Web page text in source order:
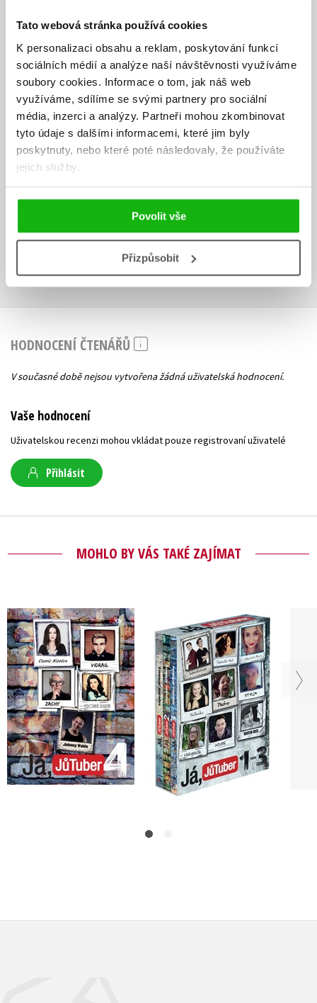
Tato webová stránka používá cookies
K personalizaci obsahu a reklam, poskytování funkcí
sociálních médií a analýze naší návštěvnosti využíváme
soubory cookies. Informace o tom, jak náš web
využíváme, sdílíme se svými partnery pro sociální
média, inzerci a analýzy. Partneři mohou zkombinovat
tyto údaje s dalšími informacemi, které jim byly
poskytnuty, nebo které poté následovaly, že používáte
jejich služby.
Povolit vše
Přizpůsobit
které části bude případně dobré se ještě vrátit.
O autorech:
Tomáš Svoboda je manažerem v oboru digitálních komunikací. Vytvořil
první český textový editor PragoText, populární veřejnou BBS INFIMA,
vedl lokalizaci prvního českého browseru Netscape a řadu dalších
projektů. Intenzivně se zajímá o digitální fotografii a video.
Timon Svoboda je studentem Gymnázia Jana Keplera v Praze. Zajímá
se o informatiku, digitální video a hudbu. Je autorem několika
HODNOCENÍ ČTENÁŘŮ
V současné době nejsou vytvořena žádná uživatelská hodnocení.
Vaše hodnocení
Uživatelskou recenzi mohou vkládat pouze registrovaní uživatelé
Přihlásit
MOHLO BY VÁS TAKÉ ZAJÍMAT
Já, JůTuber 4
sepsáno JůTubery
Do košíku
349 Kč
279 Kč
Já, JůTuber 1-3 BOX
sepsáno JůTubery
Do košíku
848 Kč
678 Kč